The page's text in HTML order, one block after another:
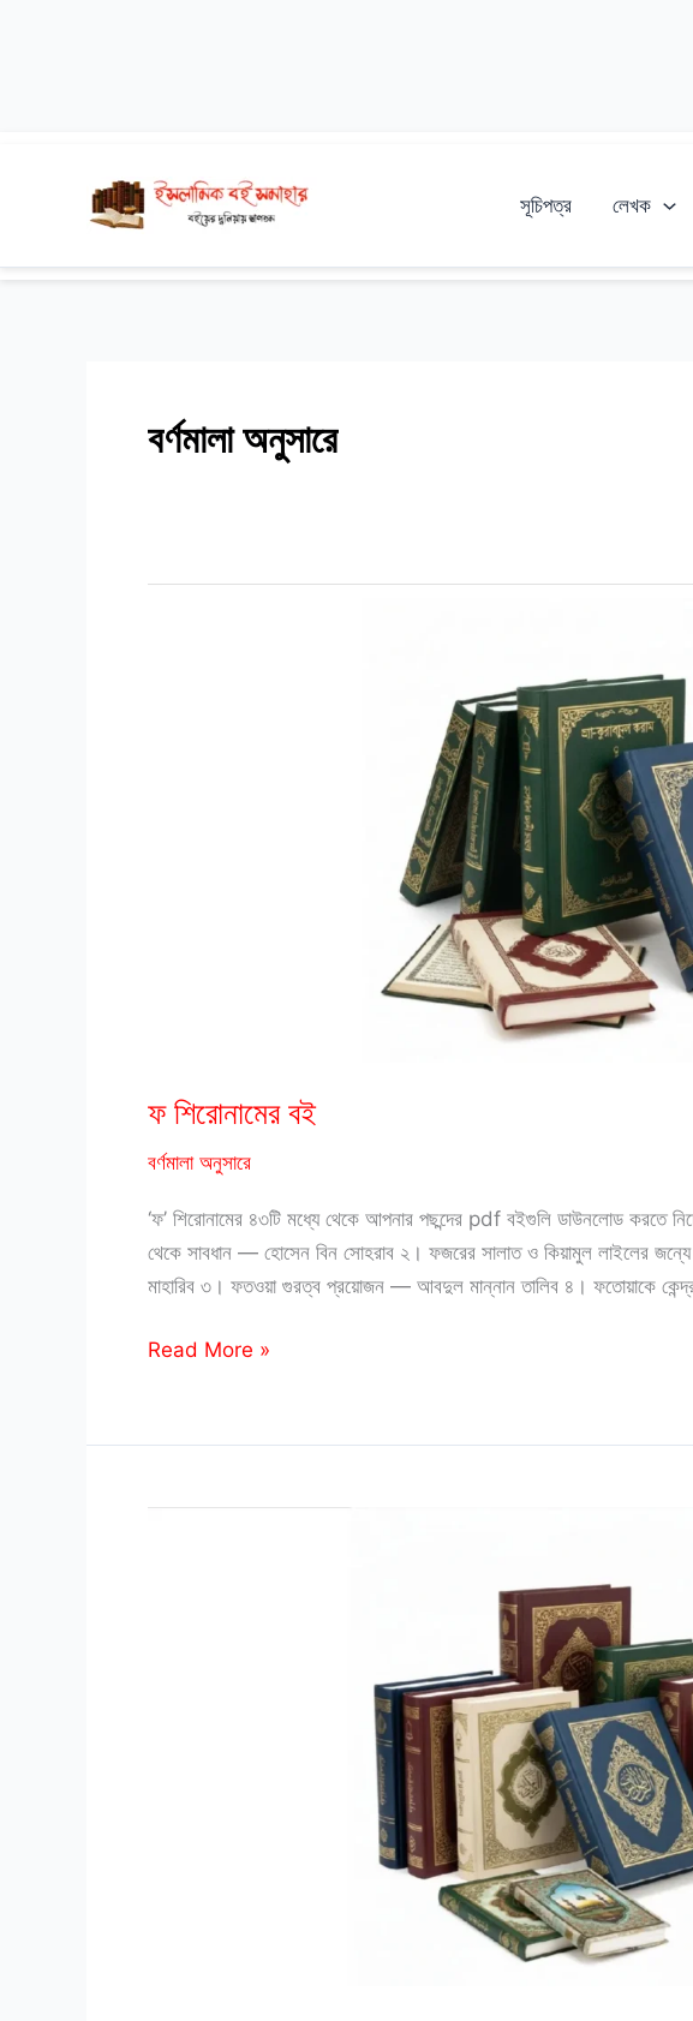
সূচিপত্র লেখক
বর্ণমালা অনুসারে
ফ শিরোনামের বই
বর্ণমালা অনুসারে
‘ফ’ শিরোনামের ৪৩টি মধ্যে থেকে আপনার পছন্দের pdf বইগুলি ডাউনলোড করতে
থেকে সাবধান — হোসেন বিন সোহরাব ২। ফজরের সালাত ও কিয়ামুল লাইলের
মাহারিব ৩। ফতওয়া গুরত্ব প্রয়োজন — আবদুল মান্নান তালিব ৪। ফতোয়াকে
ফ
Read More »